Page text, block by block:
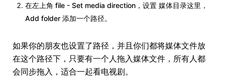
在左上角 file - Set media direction，设置 媒体目录这里，
Add folder 添加一个路径。
如果你的朋友也设置了路径，并且你们都将媒体文件放
在这个路径下，只要有一个人拖入媒体文件，所有人都
会同步拖入，适合一起看电视剧。